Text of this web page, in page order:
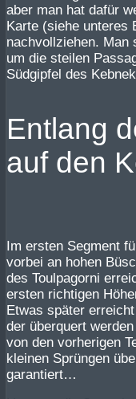
aber man hat dafür
Karte (siehe unteres
nachvollziehen. Man
um die steilen
Südgipfel des
Entlang
auf den
Im ersten Segment
vorbei an hohen
des Toulpagorni
ersten richtigen
Etwas später
der überquert
von den vorherigen
kleinen Sprüngen
garantiert…